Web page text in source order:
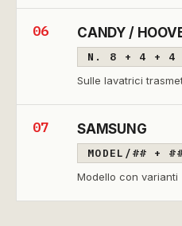
06 CANDY /
N. 8 + 4 + 4
Sulle lavatrici
07 SAMSUNG
MODEL/## +
Modello con varianti